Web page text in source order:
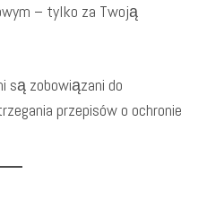
– tylko za Twoją
są zobowiązani do
przepisów o ochronie